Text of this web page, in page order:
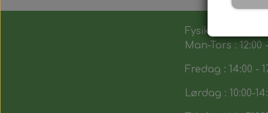
Fysik butik :
Man-Tors : 12:00
Fredag : 14:00 -
Lørdag : 10:00-